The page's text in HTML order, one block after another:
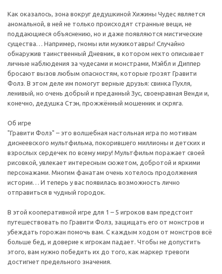
Как оказалось, зона вокруг дедушкиной Хижины Чудес является
аномальной, в ней не только происходят странные вещи, не
поддающиеся объяснению, но и даже появляются мистические
существа… Например, гномы или мужикотавры! Случайно
обнаружив таинственный Дневник, в котором некто описывает
личные наблюдения за чудесами и монстрами, Мэйбл и Диппер
бросают вызов любым опасностям, которые грозят Гравити
Фолз. В этом деле им помогут верные друзья: свинка Пухля,
ленивый, но очень добрый и преданный Зус, своенравная Венди и,
конечно, дедушка Стэн, прожжённый мошенник и скряга.
Об игре
"Гравити Фолз" – это волшебная настольная игра по мотивам
диснеевского мультфильма, покорившего миллионы и детских и
взрослых сердечек по всему миру! Мультфильм поражает своей
рисовкой, увлекает интересным сюжетом, добротой и яркими
персонажами. Многим фанатам очень хотелось продолжения
истории… И теперь у вас появилась возможность лично
отправиться в чудный городок.
В этой кооперативной игре для 1 – 5 игроков вам предстоит
путешествовать по Гравити Фолз, защищать его от монстров и
убеждать горожан помочь вам. С каждым ходом от монстров всё
больше бед, и доверие к игрокам падает. Чтобы не допустить
этого, вам нужно победить их до того, как маркер тревоги
достигнет предельного значения.